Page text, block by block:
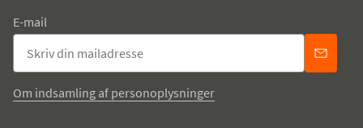
E-mail
Om indsamling af personoplysninger